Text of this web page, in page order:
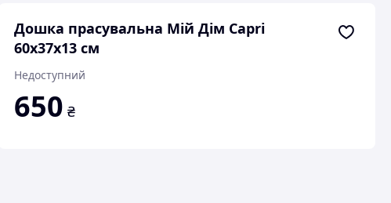
Дошка прасувальна Мій Дім Capri
60х37х13 см
Недоступний
650 ₴